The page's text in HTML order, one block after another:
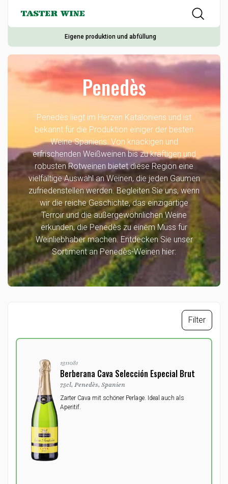
Eigene produktion und abfüllung
Penedès
Penedès liegt im Herzen Kataloniens und ist
bekannt für die Produktion einiger der besten
Weine Spaniens. Von knackigen und
erfrischenden Weißweinen bis zu kräftigen und
robusten Rotweinen bietet diese Region eine
vielfältige Auswahl an Weinen, die jeden Gaumen
zufriedenstellen werden. Begleiten Sie uns, wenn
wir die reiche Geschichte, das einzigartige
Terroir und die außergewöhnlichen Weine
erkunden, die Penedès zu einem Muss für
Weinliebhaber machen. Entdecken Sie unser
Sortiment an Penedès-Weinen hier:
Filter
1311081
Berberana Cava Selección Especial Brut
75cl, Penedès, Spanien
Zarter Cava mit schöner Perlage. Ideal auch als
Aperitif.